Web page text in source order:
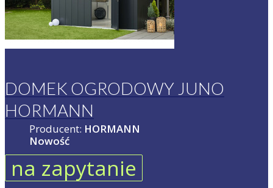
DOMEK OGRODOWY JUNO
HORMANN
Producent: HORMANN
Nowość
na zapytanie